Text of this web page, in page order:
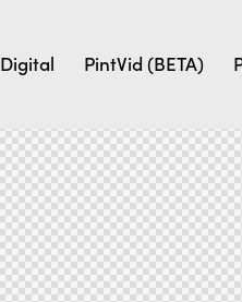
Digital PintVid (BETA)